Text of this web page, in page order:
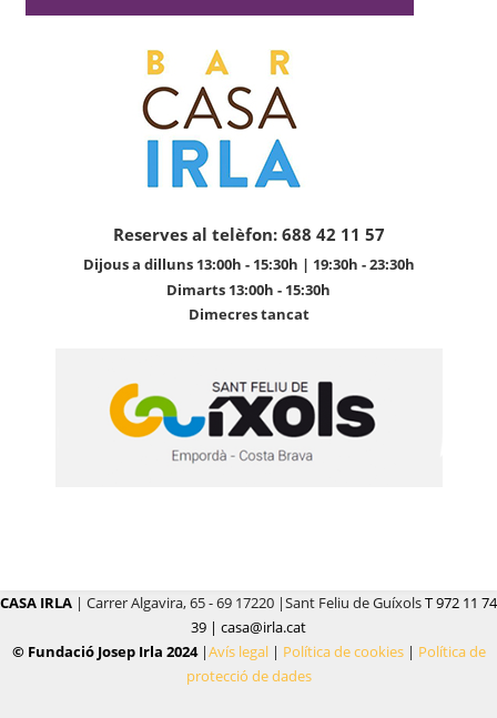
Reserves al telèfon: 688 42 11 57
Dijous a dilluns 13:00h - 15:30h | 19:30h - 23:30h
Dimarts 13:00h - 15:30h
Dimecres tancat
CASA IRLA | Carrer Algavira, 65 - 69 17220 |Sant Feliu de GuíxolsT 972 11 74
39 | casa@irla.cat
© Fundació Josep Irla 2024|Avís legal| Política de cookies| Política de
protecció de dades